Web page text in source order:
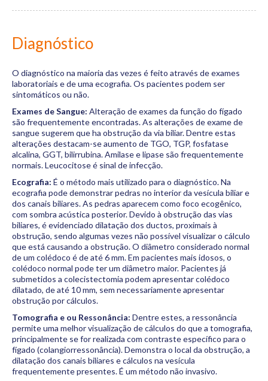
Diagnóstico
O diagnóstico na maioria das vezes é feito através de exames
laboratoriais e de uma ecografia. Os pacientes podem ser
sintomáticos ou não.
Exames de Sangue: Alteração de exames da função do fígado
são frequentemente encontradas. As alterações de exame de
sangue sugerem que ha obstrução da via biliar. Dentre estas
alterações destacam-se aumento de TGO, TGP, fosfatase
alcalina, GGT, bilirrubina. Amilase e lipase são frequentemente
normais. Leucocitose é sinal de infecção.
Ecografia: É o método mais utilizado para o diagnóstico. Na
ecografia pode demonstrar pedras no interior da vesícula biliar e
dos canais biliares. As pedras aparecem como foco ecogênico,
com sombra acústica posterior. Devido à obstrução das vias
biliares, é evidenciado dilatação dos ductos, proximais à
obstrução, sendo algumas vezes não possível visualizar o cálculo
que está causando a obstrução. O diâmetro considerado normal
de um colédoco é de até 6 mm. Em pacientes mais idosos, o
colédoco normal pode ter um diâmetro maior. Pacientes já
submetidos a colecistectomia podem apresentar colédoco
dilatado, de até 10 mm, sem necessariamente apresentar
obstrução por cálculos.
Tomografia e ou Ressonância: Dentre estes, a ressonância
permite uma melhor visualização de cálculos do que a tomografia,
principalmente se for realizada com contraste específico para o
fígado (colangiorressonância). Demonstra o local da obstrução, a
dilatação dos canais biliares e cálculos na vesícula
frequentemente presentes. É um método não invasivo.